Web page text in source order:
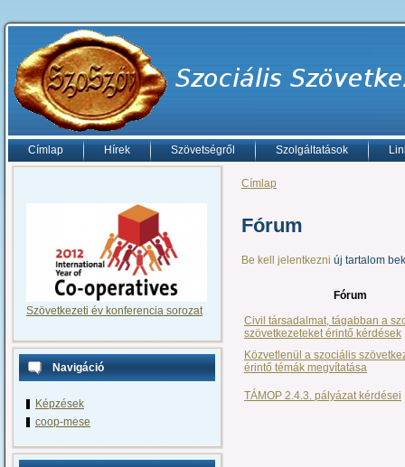
Címlap Hírek Szövetségről Szolgáltatások
Szövetkezeti év konferencia sorozat
Navigáció
Képzések
coop-mese
Címlap
Fórum
Be kell jelentkezni új tartalom
Fórum
Civil társadalmat, tágabban a
szövetkezeteket érintő kérdések
Közvetlenül a szociális
érintő témák megvítatása
TÁMOP 2.4.3. pályázat kérdései